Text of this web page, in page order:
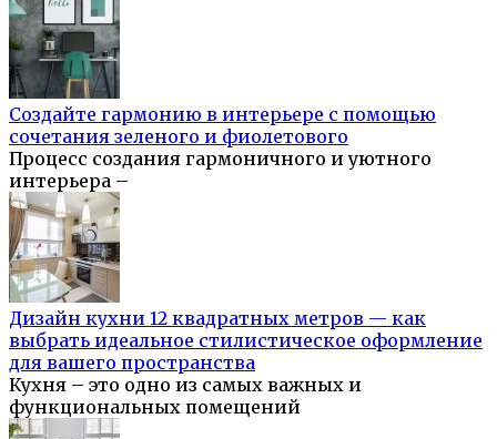
Создайте гармонию в интерьере с помощью
сочетания зеленого и фиолетового
Процесс создания гармоничного и уютного
интерьера –
Дизайн кухни 12 квадратных метров — как
выбрать идеальное стилистическое оформление
для вашего пространства
Кухня – это одно из самых важных и
функциональных помещений